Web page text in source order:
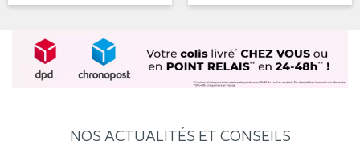
NOS ACTUALITÉS ET CONSEILS